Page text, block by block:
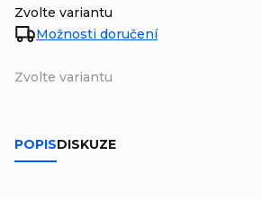
Zvolte variantu
Zvolte variantu
Možnosti doručení
POPISDISKUZE